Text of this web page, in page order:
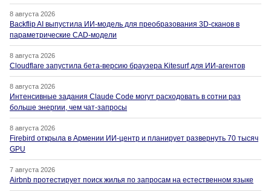
8 августа 2026
Backflip AI выпустила ИИ-модель для преобразования 3D-сканов в
параметрические CAD-модели
8 августа 2026
Cloudflare запустила бета-версию браузера Kitesurf для ИИ-агентов
8 августа 2026
Интенсивные задания Claude Code могут расходовать в сотни раз
больше энергии, чем чат-запросы
8 августа 2026
Firebird открыла в Армении ИИ-центр и планирует развернуть 70 тысяч
GPU
7 августа 2026
Airbnb протестирует поиск жилья по запросам на естественном языке